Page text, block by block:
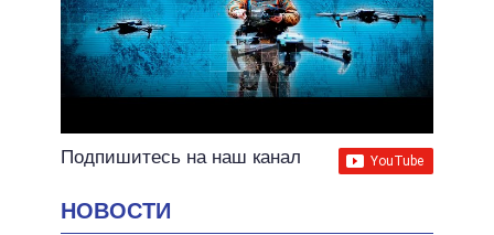
Подпишитесь на наш канал
НОВОСТИ